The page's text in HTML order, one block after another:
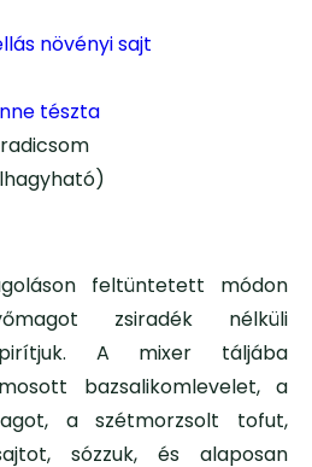
növényi sajt
tészta
feltüntetett módon
zsiradék nélküli
A mixer táljába
bazsalikomlevelet, a
a szétmorzsolt tofut,
sózzuk, és alaposan